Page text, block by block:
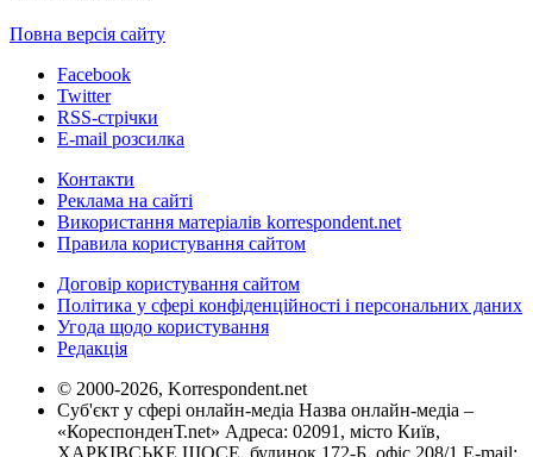
Повна версія сайту
Facebook
Twitter
RSS-стрічки
E-mail розсилка
Контакти
Реклама на сайті
Використання матеріалів korrespondent.net
Правила користування сайтом
Договір користування сайтом
Політика у сфері конфіденційності і персональних даних
Угода щодо користування
Редакція
© 2000-2026, Korrespondent.net
Суб'єкт у сфері онлайн-медіа Назва онлайн-медіа –
«КореспонденТ.net» Адреса: 02091, місто Київ,
ХАРКІВСЬКЕ ШОСЕ, будинок 172-Б, офіс 208/1 E-mail: